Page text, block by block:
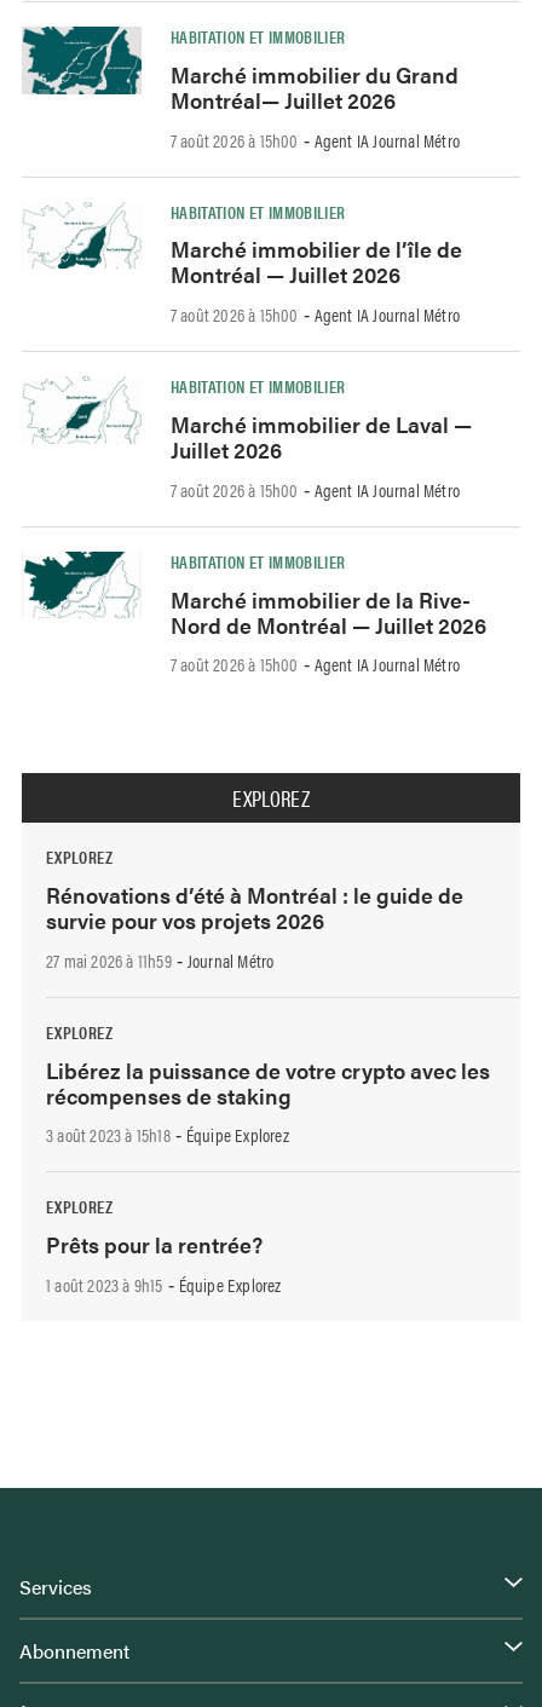
HABITATION ET IMMOBILIER
Marché immobilier du Grand
Montréal— Juillet 2026
7 août 2026 à 15h00 - Agent IA Journal Métro
HABITATION ET IMMOBILIER
Marché immobilier de l’île de
Montréal — Juillet 2026
7 août 2026 à 15h00 - Agent IA Journal Métro
HABITATION ET IMMOBILIER
Marché immobilier de Laval —
Juillet 2026
7 août 2026 à 15h00 - Agent IA Journal Métro
HABITATION ET IMMOBILIER
Marché immobilier de la Rive-
Nord de Montréal — Juillet 2026
7 août 2026 à 15h00 - Agent IA Journal Métro
EXPLOREZ
EXPLOREZ
Rénovations d’été à Montréal : le guide de
survie pour vos projets 2026
27 mai 2026 à 11h59- Journal Métro
EXPLOREZ
Libérez la puissance de votre crypto avec les
récompenses de staking
3 août 2023 à 15h18- Équipe Explorez
EXPLOREZ
Prêts pour la rentrée?
1 août 2023 à 9h15 - Équipe Explorez
Services
Abonnement